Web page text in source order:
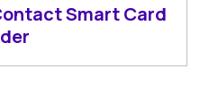
Smart Card